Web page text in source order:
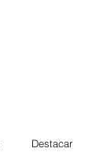
Destacar